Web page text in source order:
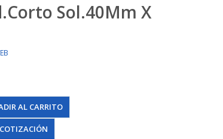
Sol.40Mm X
AL CARRITO